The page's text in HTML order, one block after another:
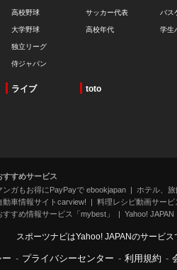
高校野球
大学野球
独立リーグ
侍ジャパン
サッカー代表
高校年代
バス
学生
ライブ toto
すすめサービス
ンガもお得にPayPayで ebookjapan
ホテル、
動車情報サイトcarview!
料理レシピ動画サービ
すすめ情報サービス「mybest」
Yahoo! JAPAN
スポーツナビはYahoo! JAPANのサービ
- プライバシーセンター - 利用規約 -